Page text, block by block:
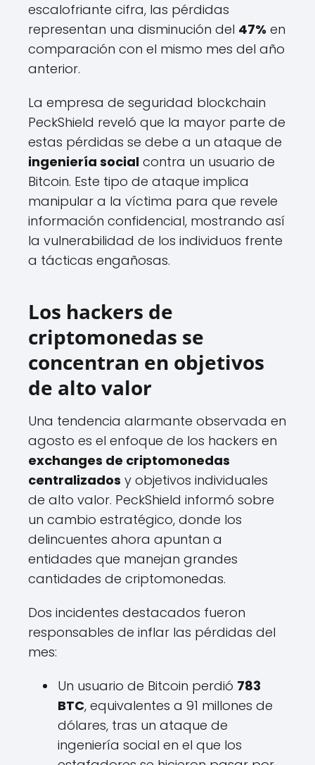
escalofriante cifra, las pérdidas
representan una disminución del 47% en
comparación con el mismo mes del año
anterior.
La empresa de seguridad blockchain
PeckShield reveló que la mayor parte de
estas pérdidas se debe a un ataque de
ingeniería social contra un usuario de
Bitcoin. Este tipo de ataque implica
manipular a la víctima para que revele
información confidencial, mostrando así
la vulnerabilidad de los individuos frente
a tácticas engañosas.
Los hackers de
criptomonedas se
concentran en objetivos
de alto valor
Una tendencia alarmante observada en
agosto es el enfoque de los hackers en
exchanges de criptomonedas
centralizados y objetivos individuales
de alto valor. PeckShield informó sobre
un cambio estratégico, donde los
delincuentes ahora apuntan a
entidades que manejan grandes
cantidades de criptomonedas.
Dos incidentes destacados fueron
responsables de inflar las pérdidas del
mes:
Un usuario de Bitcoin perdió 783
BTC, equivalentes a 91 millones de
dólares, tras un ataque de
ingeniería social en el que los